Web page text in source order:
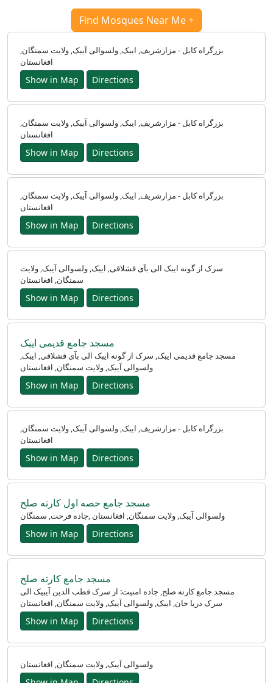
Ana
Sayfa
Prayer
Times
English
العربيّة
français
اردو
Find Mosques Near Me +
بزرگراه کابل - مزارشریف, ایبک, ولسوالی آیبک, ولایت سمنگان,
افغانستان
Show in Map Directions
بزرگراه کابل - مزارشریف, ایبک, ولسوالی آیبک, ولایت سمنگان,
افغانستان
Show in Map Directions
بزرگراه کابل - مزارشریف, ایبک, ولسوالی آیبک, ولایت سمنگان,
افغانستان
Show in Map Directions
سرک از گونه ایبک الی بآی قشلاقی, ایبک, ولسوالی آیبک, ولایت
سمنگان, افغانستان
Show in Map Directions
مسجد جامع قدیمی ایبک
مسجد جامع قدیمی ایبک, سرک از گونه ایبک الی بآی قشلاقی, ایبک,
ولسوالی آیبک, ولایت سمنگان, افغانستان
Show in Map Directions
بزرگراه کابل - مزارشریف, ایبک, ولسوالی آیبک, ولایت سمنگان,
افغانستان
Show in Map Directions
مسجد جامع حصه اول کارته صلح
جاده فرحت, سمنگان‎, ولسوالی آیبک, ولایت سمنگان, افغانستان
Show in Map Directions
مسجد جامع کارته صلح
مسجد جامع کارته صلح, جاده امنیت: از سرک قطب الدین آیبیک الی
سرک دریا خان, ایبک, ولسوالی آیبک, ولایت سمنگان, افغانستان
Show in Map Directions
ولسوالی آیبک, ولایت سمنگان, افغانستان